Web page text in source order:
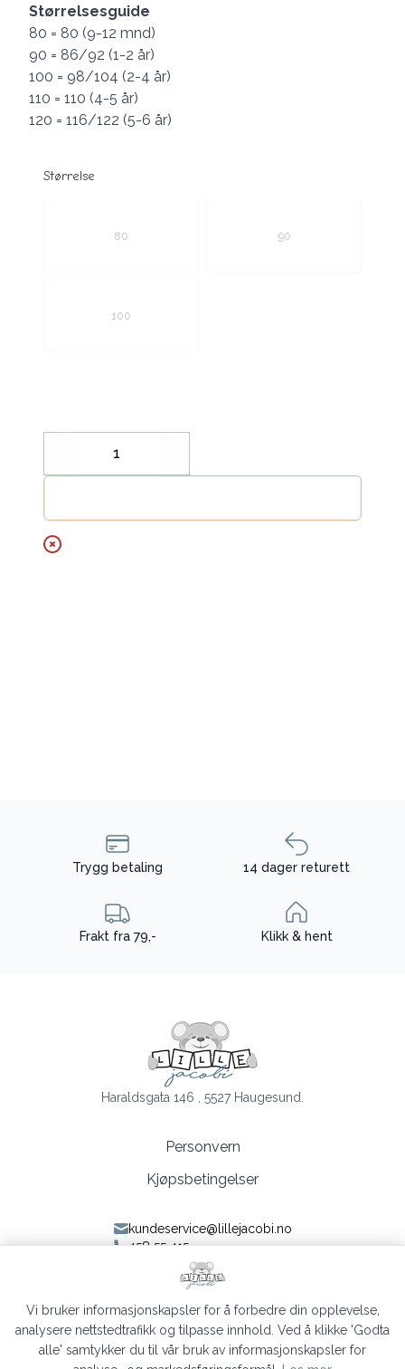
Størrelsesguide
80 = 80 (9-12 mnd)
90 = 86/92 (1-2 år)
100 = 98/104 (2-4 år)
110 = 110 (4-5 år)
120 = 116/122 (5-6 år)
Størrelse
80 90
100
Decrease
Trygg betaling 14 dager returett
Frakt fra 79,- Klikk & hent
Haraldsgata 146 , 5527 Haugesund.
Personvern
Kjøpsbetingelser
kundeservice@lillejacobi.no
458 55 415
Følg oss på Facebook
Følg oss på Instagram
Vi bruker informasjonskapsler for å forbedre din opplevelse,
analysere nettstedtrafikk og tilpasse innhold. Ved å klikke 'Godta
alle' samtykker du til vår bruk av informasjonskapsler for